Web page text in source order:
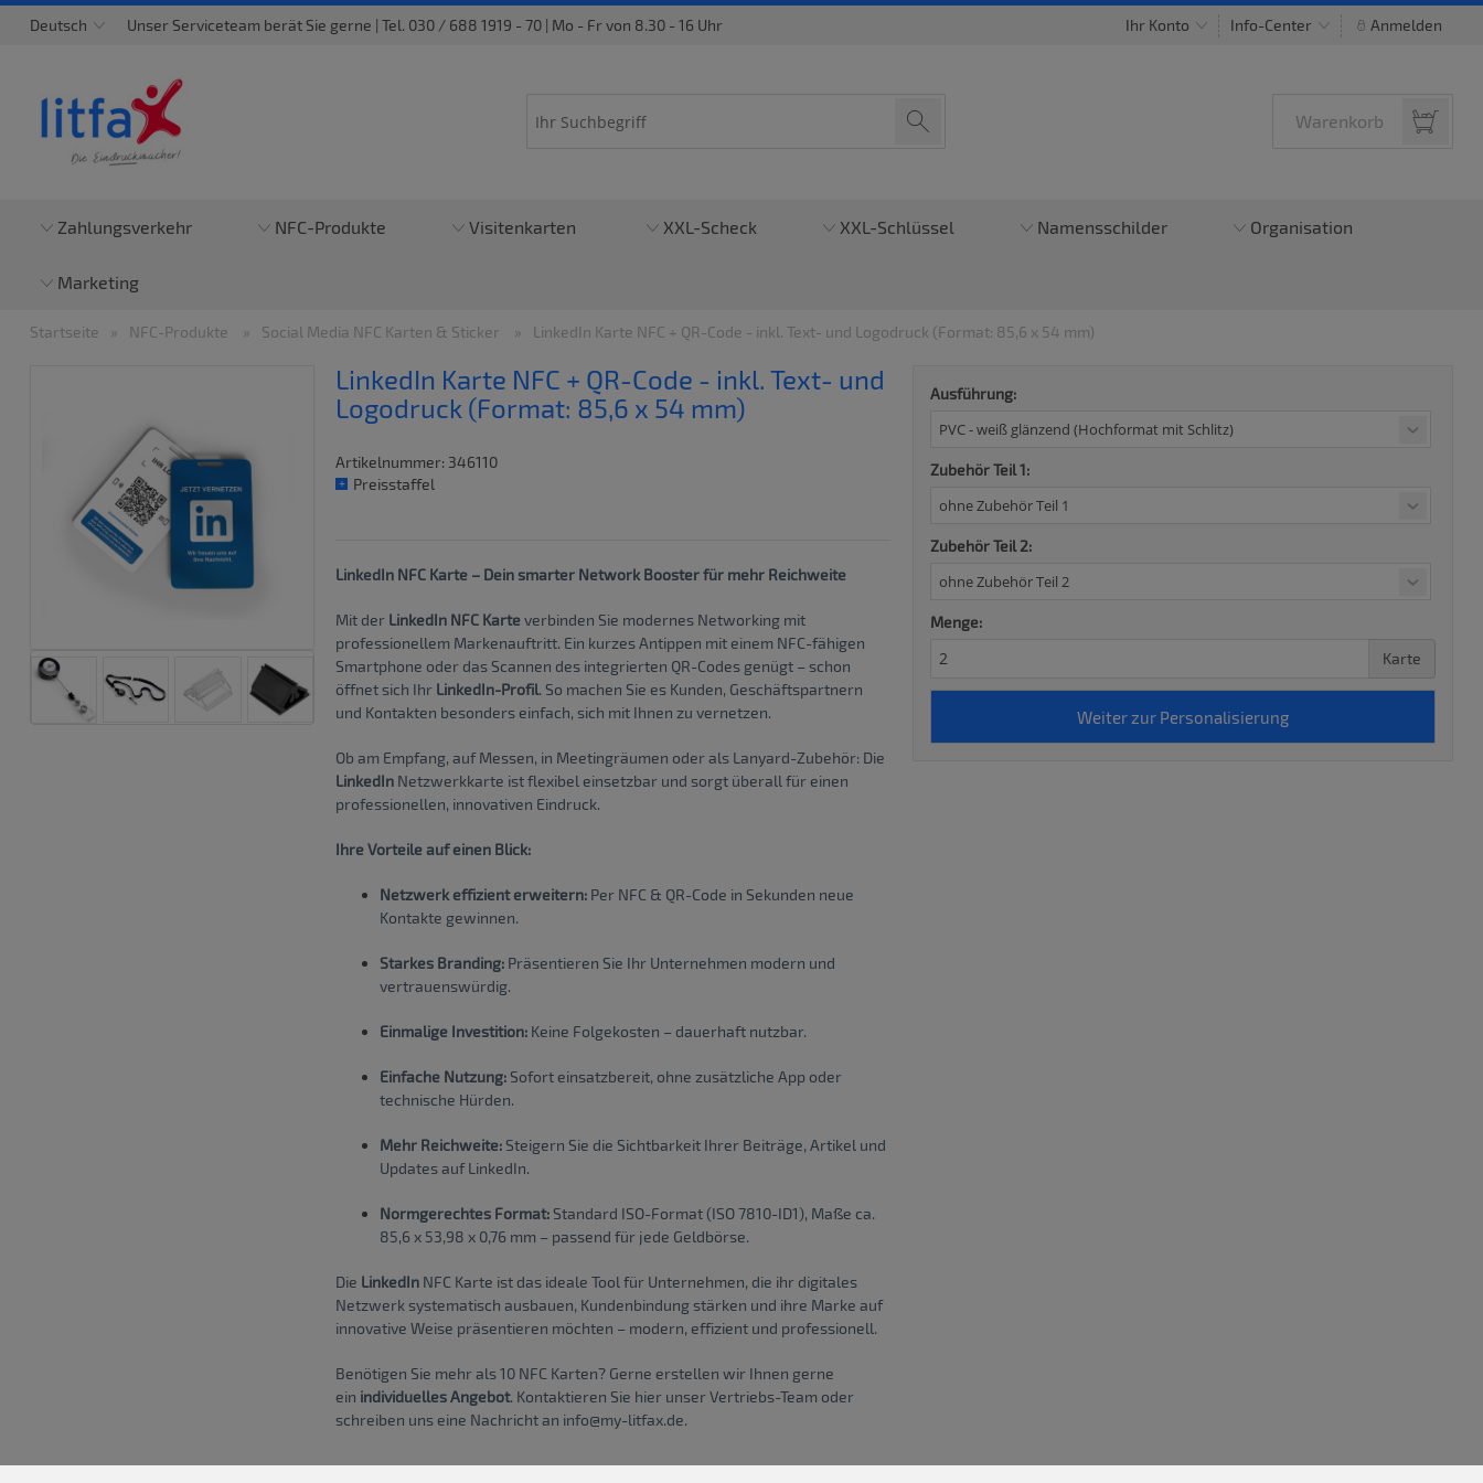
Deutsch Unser Serviceteam berät Sie gerne | Tel. 030 / 688 1919 - 70 | Mo - Fr von 8.30 - 16 Uhr Ihr Konto Info-Center Anmelden
Warenkorb
Zahlungsverkehr NFC-Produkte Visitenkarten XXL-Scheck XXL-Schlüssel Namensschilder Organisation
Marketing
Startseite NFC-Produkte Social Media NFC Karten & Sticker LinkedIn Karte NFC + QR-Code - inkl. Text- und Logodruck (Format: 85,6 x 54 mm)
LinkedIn Karte NFC + QR-Code - inkl. Text- und
Logodruck (Format: 85,6 x 54 mm)
Artikelnummer: 346110
Preisstaffel
LinkedIn NFC Karte – Dein smarter Network Booster für mehr Reichweite
Mit der LinkedIn NFC Karteverbinden Sie modernes Networking mit
professionellem Markenauftritt. Ein kurzes Antippen mit einem NFC-fähigen
Smartphone oder das Scannen des integrierten QR-Codes genügt – schon
öffnet sich Ihr LinkedIn-Profil. So machen Sie es Kunden, Geschäftspartnern
und Kontakten besonders einfach, sich mit Ihnen zu vernetzen.
Ob am Empfang, auf Messen, in Meetingräumen oder als Lanyard-Zubehör: Die
LinkedIn Netzwerkkarte ist flexibel einsetzbar und sorgt überall für einen
professionellen, innovativen Eindruck.
Ihre Vorteile auf einen Blick:
Netzwerk effizient erweitern: Per NFC & QR-Code in Sekunden neue
Kontakte gewinnen.
Starkes Branding: Präsentieren Sie Ihr Unternehmen modern und
vertrauenswürdig.
Einmalige Investition: Keine Folgekosten – dauerhaft nutzbar.
Einfache Nutzung: Sofort einsatzbereit, ohne zusätzliche App oder
technische Hürden.
Mehr Reichweite: Steigern Sie die Sichtbarkeit Ihrer Beiträge, Artikel und
Updates auf LinkedIn.
Normgerechtes Format: Standard ISO-Format (ISO 7810-ID1), Maße ca.
85,6 x 53,98 x 0,76 mm – passend für jede Geldbörse.
Die LinkedIn NFC Karte ist das ideale Tool für Unternehmen, die ihr digitales
Netzwerk systematisch ausbauen, Kundenbindung stärken und ihre Marke auf
innovative Weise präsentieren möchten – modern, effizient und professionell.
Benötigen Sie mehr als 10 NFC Karten? Gerne erstellen wir Ihnen gerne
ein individuelles Angebot. Kontaktieren Sie hier unser Vertriebs-Team oder
schreiben uns eine Nachricht an info@my-litfax.de.
Ausführung:
Zubehör Teil 1:
Zubehör Teil 2:
Menge:
Karte